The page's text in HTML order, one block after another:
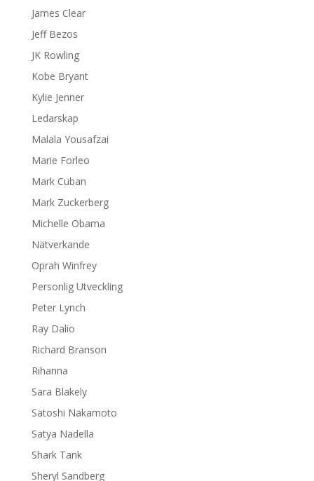
James Clear
Jeff Bezos
JK Rowling
Kobe Bryant
Kylie Jenner
Ledarskap
Malala Yousafzai
Marie Forleo
Mark Cuban
Mark Zuckerberg
Michelle Obama
Nätverkande
Oprah Winfrey
Personlig Utveckling
Peter Lynch
Ray Dalio
Richard Branson
Rihanna
Sara Blakely
Satoshi Nakamoto
Satya Nadella
Shark Tank
Sheryl Sandberg